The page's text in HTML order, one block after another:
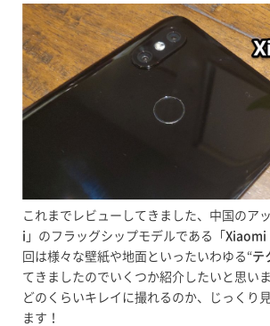
これまでレビューしてきました、中国のア
i 」のフラッグシップモデルである「 Xiaomi
回は様々な壁紙や地面といったいわゆる“テ
てきましたのでいくつか紹介したいと思いま
どのくらいキレイに撮れるのか、じっくり
ます！